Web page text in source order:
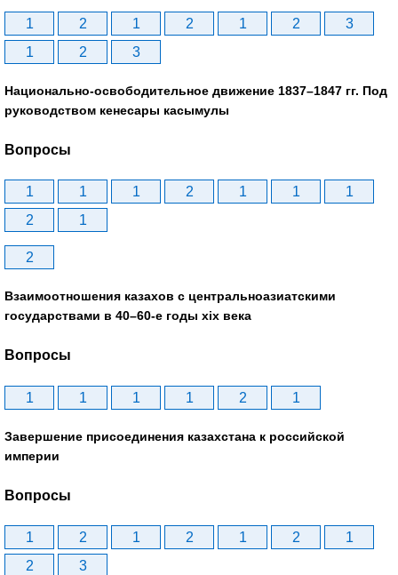
1 2 1 2 1 2
3
1
2 3
Национально-освободительное движение 1837–1847 гг. Под
руководством кенесары касымулы
Вопросы
1 1 1 2 1 1
1
2
1
2
Взаимоотношения казахов с центральноазиатскими
государствами в 40–60-е годы xix века
Вопросы
1 1 1 1 2 1
Завершение присоединения казахстана к российской
империи
Вопросы
1 2 1 2 1 2
1
2
3